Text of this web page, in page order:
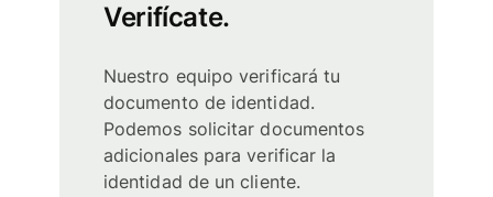
Verifícate.
Nuestro equipo verificará tu
documento de identidad.
Podemos solicitar documentos
adicionales para verificar la
identidad de un cliente.